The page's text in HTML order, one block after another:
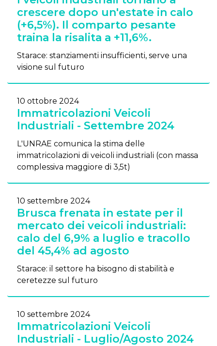
crescere dopo un'estate in calo
(+6,5%). Il comparto pesante
traina la risalita a +11,6%.
Starace: stanziamenti insufficienti, serve una
visione sul futuro
10 ottobre 2024
Immatricolazioni Veicoli
Industriali - Settembre 2024
L'UNRAE comunica la stima delle
immatricolazioni di veicoli industriali (con massa
complessiva maggiore di 3,5t)
10 settembre 2024
Brusca frenata in estate per il
mercato dei veicoli industriali:
calo del 6,9% a luglio e tracollo
del 45,4% ad agosto
Starace: il settore ha bisogno di stabilità e
ceretezze sul futuro
10 settembre 2024
Immatricolazioni Veicoli
Industriali - Luglio/Agosto 2024